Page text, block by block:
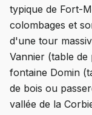
typique de Fort-
colombages et
d'une tour
Vannier (table
fontaine Domin
de bois ou
vallée de la